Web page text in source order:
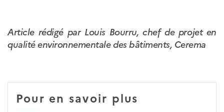
Article rédigé par Louis Bourru, chef de projet en
qualité environnementale des bâtiments, Cerema
Pour en savoir plus